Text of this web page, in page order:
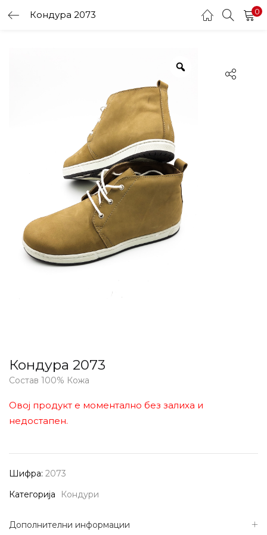
Кондура 2073 0
Кондура 2073
Состав 100% Кожа
Овој продукт е моментално без залиха и
недостапен.
Шифра: 2073
Категорија
Кондури
Дополнителни информации
LOGIN
Enter your username and password to login.
Remember me
Login
Lost password?